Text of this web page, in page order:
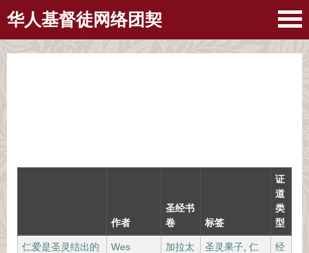
华人基督徒网络团契
作者
圣经书
卷
标签
证
道
类
型
仁爱是圣灵结出的
Wes
加拉太
圣灵果子 仁
经